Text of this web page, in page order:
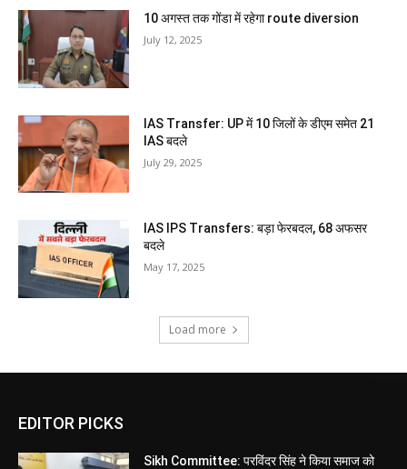
10 अगस्त तक गोंडा में रहेगा route diversion
July 12, 2025
IAS Transfer: UP में 10 जिलों के डीएम समेत 21
IAS बदले
July 29, 2025
IAS IPS Transfers: बड़ा फेरबदल, 68 अफसर
बदले
May 17, 2025
Load more
EDITOR PICKS
Sikh Committee: परविंदर सिंह ने किया समाज को